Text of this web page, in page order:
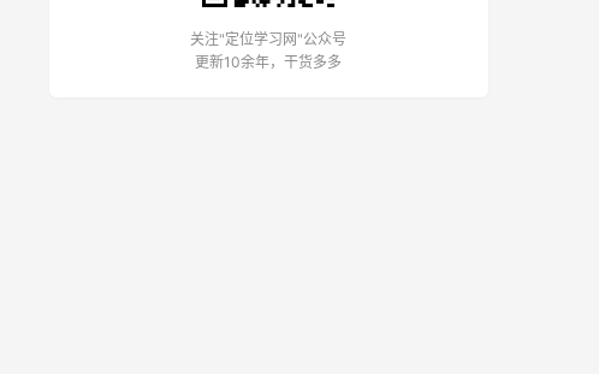
关注"定位学习网"公众号
更新10余年，干货多多